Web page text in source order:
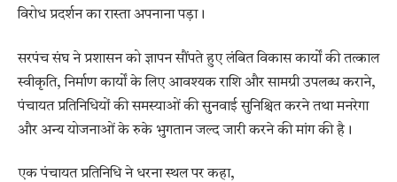
विरोध प्रदर्शन का रास्ता अपनाना पड़ा।
सरपंच संघ ने प्रशासन को ज्ञापन सौंपते हुए लंबित विकास कार्यों की तत्काल
स्वीकृति, निर्माण कार्यों के लिए आवश्यक राशि और सामग्री उपलब्ध कराने,
पंचायत प्रतिनिधियों की समस्याओं की सुनवाई सुनिश्चित करने तथा मनरेगा
और अन्य योजनाओं के रुके भुगतान जल्द जारी करने की मांग की है।
एक पंचायत प्रतिनिधि ने धरना स्थल पर कहा,